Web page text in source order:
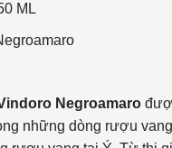
ML
Negroamaro
những dòng rượu